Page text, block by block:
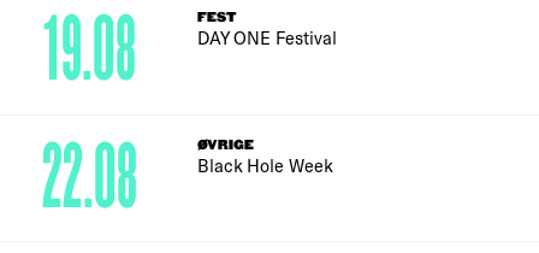
FEST
DAY ONE Festival
19.08
ØVRIGE
Black Hole Week
22.08